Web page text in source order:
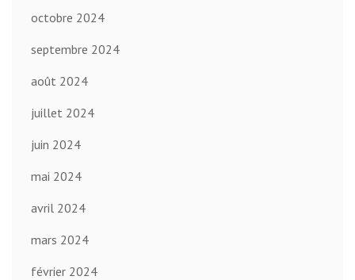
octobre 2024
septembre 2024
août 2024
juillet 2024
juin 2024
mai 2024
avril 2024
mars 2024
février 2024